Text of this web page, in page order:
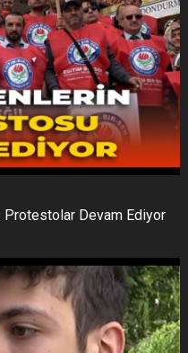
Protestolar Devam Ediyor